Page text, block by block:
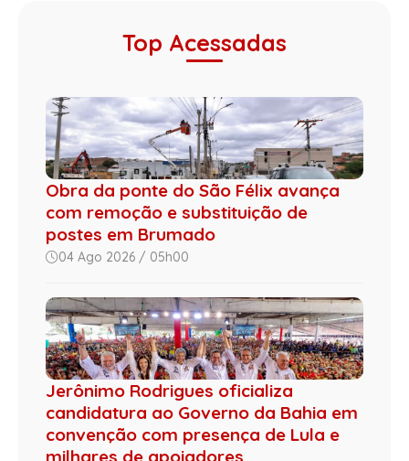
Top Acessadas
Obra da ponte do São Félix avança
com remoção e substituição de
postes em Brumado
04 Ago 2026 / 05h00
Jerônimo Rodrigues oficializa
candidatura ao Governo da Bahia em
convenção com presença de Lula e